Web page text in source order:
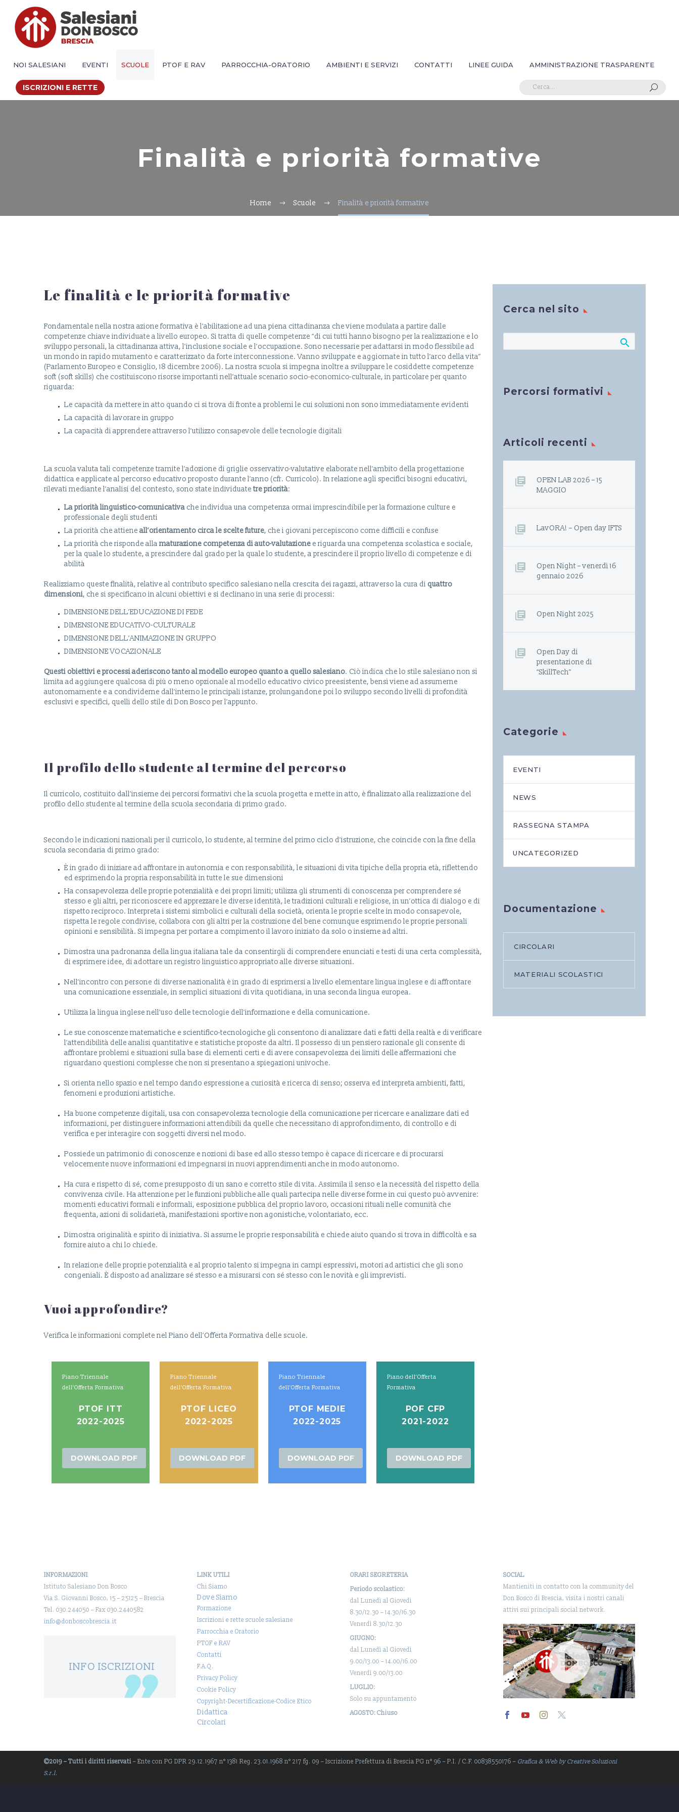
NOI SALESIANI EVENTI SCUOLE PTOF E RAV PARROCCHIA-ORATORIO AMBIENTI E SERVIZI CONTATTI LINEE GUIDA AMMINISTRAZIONE TRASPARENTE
ISCRIZIONI E RETTE U
Finalità e priorità formative
Home Scuole Finalità e priorità formative
Le finalità e le priorità formative
Fondamentale nella nostra azione formativa è l’abilitazione ad una piena cittadinanza che viene modulata a partire dalle
competenze chiave individuate a livello europeo. Si tratta di quelle competenze “di cui tutti hanno bisogno per la realizzazione e lo
sviluppo personali, la cittadinanza attiva, l’inclusione sociale e l’occupazione. Sono necessarie per adattarsi in modo flessibile ad
un mondo in rapido mutamento e caratterizzato da forte interconnessione. Vanno sviluppate e aggiornate in tutto l’arco della vita”
(Parlamento Europeo e Consiglio, 18 dicembre 2006). La nostra scuola si impegna inoltre a sviluppare le cosiddette competenze
soft (soft skills) che costituiscono risorse importanti nell’attuale scenario socio-economico-culturale, in particolare per quanto
riguarda:
Le capacità da mettere in atto quando ci si trova di fronte a problemi le cui soluzioni non sono immediatamente evidenti
La capacità di lavorare in gruppo
La capacità di apprendere attraverso l’utilizzo consapevole delle tecnologie digitali
La scuola valuta tali competenze tramite l’adozione di griglie osservativo-valutative elaborate nell’ambito della progettazione
didattica e applicate al percorso educativo proposto durante l’anno (cfr. Curricolo). In relazione agli specifici bisogni educativi,
rilevati mediante l’analisi del contesto, sono state individuate tre priorità:
La priorità linguistico-comunicativa che individua una competenza ormai imprescindibile per la formazione culture e
professionale degli studenti
La priorità che attiene all’orientamento circa le scelte future, che i giovani percepiscono come difficili e confuse
La priorità che risponde alla maturazione competenza di auto-valutazione e riguarda una competenza scolastica e sociale,
per la quale lo studente, a prescindere dal grado per la quale lo studente, a prescindere il proprio livello di competenze e di
abilità
Realizziamo queste finalità, relative al contributo specifico salesiano nella crescita dei ragazzi, attraverso la cura di quattro
dimensioni, che si specificano in alcuni obiettivi e si declinano in una serie di processi:
DIMENSIONE DELL’EDUCAZIONE DI FEDE
DIMENSIONE EDUCATIVO-CULTURALE
DIMENSIONE DELL’ANIMAZIONE IN GRUPPO
DIMENSIONE VOCAZIONALE
Questi obiettivi e processi aderiscono tanto al modello europeo quanto a quello salesiano. Ciò indica che lo stile salesiano non si
limita ad aggiungere qualcosa di più o meno opzionale al modello educativo civico preesistente, bensì viene ad assumerne
autonomamente e a condividerne dall’interno le principali istanze, prolungandone poi lo sviluppo secondo livelli di profondità
esclusivi e specifici, quelli dello stile di Don Bosco per l’appunto.
Il profilo dello studente al termine del percorso
Il curricolo, costituito dall’insieme dei percorsi formativi che la scuola progetta e mette in atto, è finalizzato alla realizzazione del
profilo dello studente al termine della scuola secondaria di primo grado.
Secondo le indicazioni nazionali per il curricolo, lo studente, al termine del primo ciclo d’istruzione, che coincide con la fine della
scuola secondaria di primo grado:
È in grado di iniziare ad affrontare in autonomia e con responsabilità, le situazioni di vita tipiche della propria età, riflettendo
ed esprimendo la propria responsabilità in tutte le sue dimensioni
Ha consapevolezza delle proprie potenzialità e dei propri limiti; utilizza gli strumenti di conoscenza per comprendere sé
stesso e gli altri, per riconoscere ed apprezzare le diverse identità, le tradizioni culturali e religiose, in un’ottica di dialogo e di
rispetto reciproco. Interpreta i sistemi simbolici e culturali della società, orienta le proprie scelte in modo consapevole,
rispetta le regole condivise, collabora con gli altri per la costruzione del bene comunque esprimendo le proprie personali
opinioni e sensibilità. Si impegna per portare a compimento il lavoro iniziato da solo o insieme ad altri.
Dimostra una padronanza della lingua italiana tale da consentirgli di comprendere enunciati e testi di una certa complessità,
di esprimere idee, di adottare un registro linguistico appropriato alle diverse situazioni.
Nell’incontro con persone di diverse nazionalità è in grado di esprimersi a livello elementare lingua inglese e di affrontare
una comunicazione essenziale, in semplici situazioni di vita quotidiana, in una seconda lingua europea.
Utilizza la lingua inglese nell’uso delle tecnologie dell’informazione e della comunicazione.
Le sue conoscenze matematiche e scientifico-tecnologiche gli consentono di analizzare dati e fatti della realtà e di verificare
l’attendibilità delle analisi quantitative e statistiche proposte da altri. Il possesso di un pensiero razionale gli consente di
affrontare problemi e situazioni sulla base di elementi certi e di avere consapevolezza dei limiti delle affermazioni che
riguardano questioni complesse che non si presentano a spiegazioni univoche.
Si orienta nello spazio e nel tempo dando espressione a curiosità e ricerca di senso; osserva ed interpreta ambienti, fatti,
fenomeni e produzioni artistiche.
Ha buone competenze digitali, usa con consapevolezza tecnologie della comunicazione per ricercare e analizzare dati ed
informazioni, per distinguere informazioni attendibili da quelle che necessitano di approfondimento, di controllo e di
verifica e per interagire con soggetti diversi nel modo.
Possiede un patrimonio di conoscenze e nozioni di base ed allo stesso tempo è capace di ricercare e di procurarsi
velocemente nuove informazioni ed impegnarsi in nuovi apprendimenti anche in modo autonomo.
Ha cura e rispetto di sé, come presupposto di un sano e corretto stile di vita. Assimila il senso e la necessità del rispetto della
convivenza civile. Ha attenzione per le funzioni pubbliche alle quali partecipa nelle diverse forme in cui questo può avvenire:
momenti educativi formali e informali, esposizione pubblica del proprio lavoro, occasioni rituali nelle comunità che
frequenta, azioni di solidarietà, manifestazioni sportive non agonistiche, volontariato, ecc.
Dimostra originalità e spirito di iniziativa. Si assume le proprie responsabilità e chiede aiuto quando si trova in difficoltà e sa
fornire aiuto a chi lo chiede.
In relazione delle proprie potenzialità e al proprio talento si impegna in campi espressivi, motori ad artistici che gli sono
congeniali. È disposto ad analizzare sé stesso e a misurarsi con sé stesso con le novità e gli imprevisti.
Vuoi approfondire?
Verifica le informazioni complete nel Piano dell’Offerta Formativa delle scuole.
Piano Triennale
dell’Offerta Formativa
PTOF ITT
2022-2025
DOWNLOAD PDF
Piano Triennale
dell’Offerta Formativa
PTOF LICEO
2022-2025
DOWNLOAD PDF
Piano Triennale
dell’Offerta Formativa
PTOF MEDIE
2022-2025
DOWNLOAD PDF
Piano dell’Offerta
Formativa
POF CFP
2021-2022
DOWNLOAD PDF
Cerca nel sito
Percorsi formativi
Articoli recenti
OPEN LAB 2026 – 15
MAGGIO
LavORA! – Open day IFTS
Open Night – venerdì 16
gennaio 2026
Open Night 2025
Open Day di
presentazione di
“SkillTech”
Categorie
EVENTI
NEWS
RASSEGNA STAMPA
UNCATEGORIZED
Documentazione
CIRCOLARI
MATERIALI SCOLASTICI
INFORMAZIONI
Istituto Salesiano Don Bosco
Via S. Giovanni Bosco, 15 – 25125 – Brescia
Tel. 030.244050 – Fax 030.2440582
info@donboscobrescia.it
INFO ISCRIZIONI
LINK UTILI
Chi Siamo
Dove Siamo
Formazione
Iscrizioni e rette scuole salesiane
Parrocchia e Oratorio
PTOF e RAV
Contatti
F.A.Q.
Privacy Policy
Cookie Policy
Copyright-Decertificazione-Codice Etico
Didattica
Circolari
ORARI SEGRETERIA
Periodo scolastico:
dal Lunedì al Giovedì
8.30/12.30 – 14.30/16.30
Venerdì 8.30/12.30
GIUGNO:
dal Lunedì al Giovedì
9.00/13.00 – 14.00/16.00
Venerdì 9.00/13.00
LUGLIO:
Solo su appuntamento
AGOSTO: Chiuso
SOCIAL
Mantieniti in contatto con la community del
Don Bosco di Brescia, visita i nostri canali
attivi sui principali social network.
Player
©2019 – Tutti i diritti riservati – Ente con PG DPR 29.12.1967 n° 1381 Reg. 23.01.1968 n° 217 fg. 09 – Iscrizione Prefettura di Brescia PG n° 96 – P.I. / C.F. 00838550176 – Grafica & Web by Creative Soluzioni
S.r.l.